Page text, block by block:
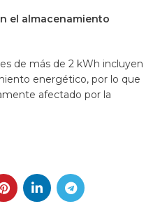
el almacenamiento
de más de 2 kWh incluyen
energético, por lo que
afectado por la